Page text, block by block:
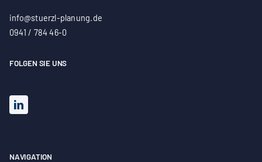
info@stuerzl-planung.de
0941 / 784 46-0
FOLGEN SIE UNS
NAVIGATION